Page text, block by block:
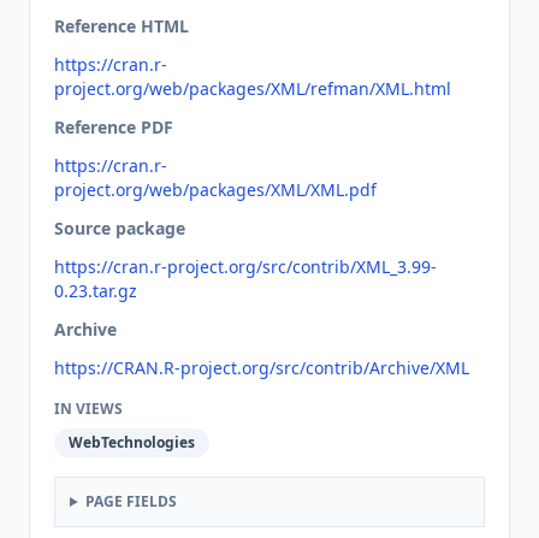
Reference HTML
https://cran.r-
project.org/web/packages/XML/refman/XML.html
Reference PDF
https://cran.r-
project.org/web/packages/XML/XML.pdf
Source package
https://cran.r-project.org/src/contrib/XML_3.99-
0.23.tar.gz
Archive
https://CRAN.R-project.org/src/contrib/Archive/XML
IN VIEWS
WebTechnologies
PAGE FIELDS